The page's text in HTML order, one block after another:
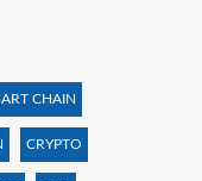
CHAIN
CRYPTO